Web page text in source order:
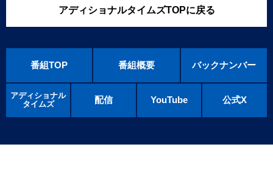
アディショナルタイムズTOPに戻る
番組TOP 番組概要 バックナンバー
アディショナル
タイムズ
配信 YouTube 公式X